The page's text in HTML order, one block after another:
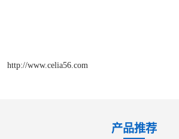
http://www.celia56.com
产品推荐